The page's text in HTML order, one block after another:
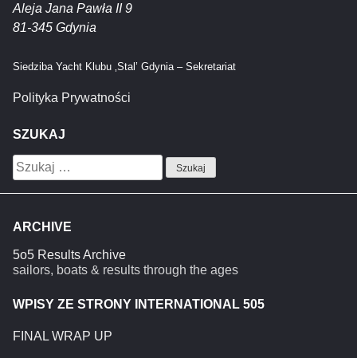
Aleja Jana Pawła II 9
81-345 Gdynia
Siedziba Yacht Klubu ‚Stal’ Gdynia – Sekretariat
Polityka Prywatności
SZUKAJ
Szukaj:
ARCHIVE
5o5 Results Archive
sailors, boats & results through the ages
WPISY ZE STRONY INTERNATIONAL 505
FINAL WRAP UP